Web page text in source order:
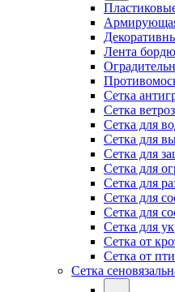
Лента
Сетка
Сетка
Сетка для
Сетка для
Сетка для
Сетка для
Сетка для
Сетка для
Сетка для
Сетка для
Сетка от
Сетка от
Сетка